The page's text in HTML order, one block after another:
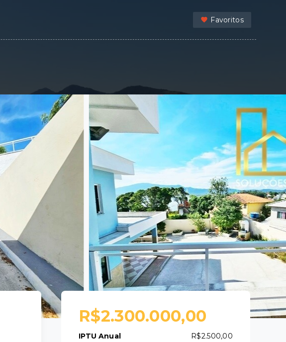
Favoritos
R$2.300.000,00
IPTU Anual R$2.500,00